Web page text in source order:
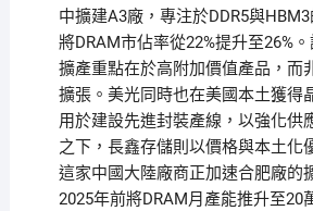
中擴建A3廠，專注於DDR5與
將DRAM市佔率從22%提升至26%
擴產重點在於高附加價值產品，而
擴張。美光同時也在美國本土獲得
用於建設先進封裝產線，以強化供
之下，長鑫存儲則以價格與本土化
這家中國大陸廠商正加速合肥廠的
2025年前將DRAM月產能推升至20